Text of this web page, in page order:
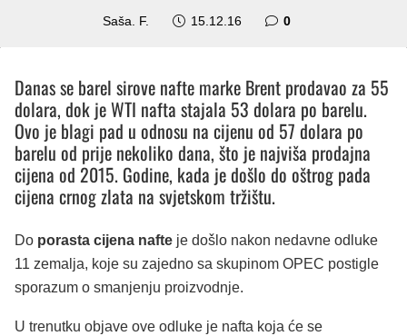
Saša. F. 15.12.16 0
Danas se barel sirove nafte marke Brent prodavao za 55
dolara, dok je WTI nafta stajala 53 dolara po barelu.
Ovo je blagi pad u odnosu na cijenu od 57 dolara po
barelu od prije nekoliko dana, što je najviša prodajna
cijena od 2015. Godine, kada je došlo do oštrog pada
cijena crnog zlata na svjetskom tržištu.
Do porasta cijena nafte je došlo nakon nedavne odluke
11 zemalja, koje su zajedno sa skupinom OPEC postigle
sporazum o smanjenju proizvodnje.
U trenutku objave ove odluke je nafta koja će se